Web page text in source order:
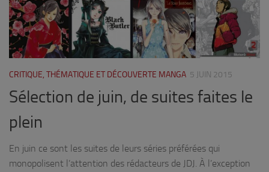
CRITIQUE, THÉMATIQUE ET DÉCOUVERTE MANGA 5 JUIN 2015
Sélection de juin, de suites faites le
plein
En juin ce sont les suites de leurs séries préférées qui
monopolisent l’attention des rédacteurs de JDJ. À l’exception